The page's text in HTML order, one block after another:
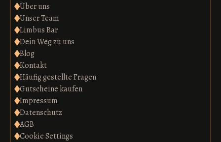
Über uns
Unser Team
Limbus Bar
Dein Weg zu uns
Blog
Kontakt
Häufig gestellte Fragen
Gutscheine kaufen
Impressum
Datenschutz
AGB
Cookie Settings